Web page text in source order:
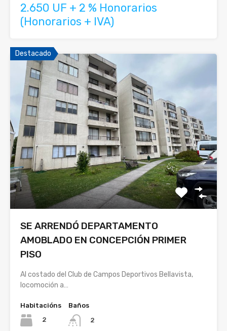
2.650 UF + 2 % Honorarios
(Honorarios + IVA)
Destacado
SE ARRENDÓ DEPARTAMENTO
AMOBLADO EN CONCEPCIÓN PRIMER
PISO
Al costado del Club de Campos Deportivos Bellavista,
locomoción a…
Habitacións
2
Baños
2